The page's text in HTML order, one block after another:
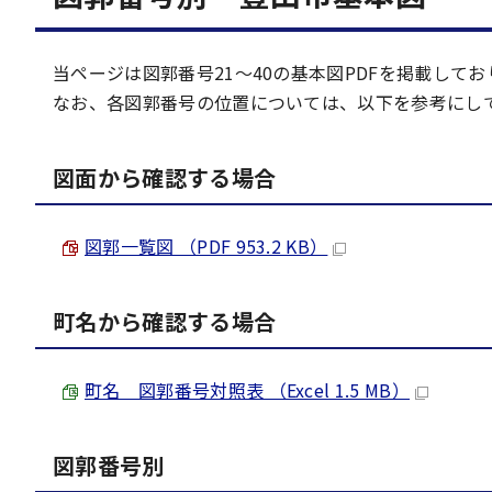
当ページは図郭番号21～40の基本図PDFを掲載してお
なお、各図郭番号の位置については、以下を参考にし
図面から確認する場合
図郭一覧図 （PDF 953.2 KB）
町名から確認する場合
町名 図郭番号対照表 （Excel 1.5 MB）
図郭番号別